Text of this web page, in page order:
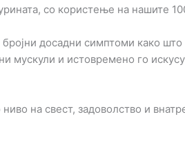
со користење на нашите
бројни досадни симптоми како
мускули и истовремено го
на свест, задоволство и